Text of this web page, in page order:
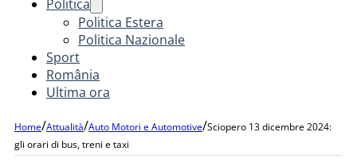
Politica
Politica Estera
Politica Nazionale
Sport
România
Ultima ora
Home/Attualità/Auto Motori e Automotive/Sciopero 13 dicembre 2024:
gli orari di bus, treni e taxi